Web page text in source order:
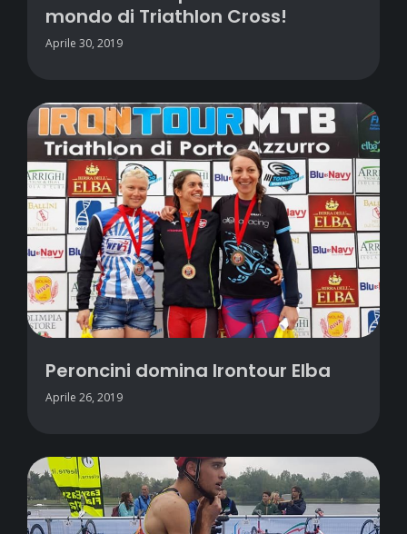
mondo di Triathlon Cross!
Aprile 30, 2019
Peroncini domina Irontour Elba
Aprile 26, 2019